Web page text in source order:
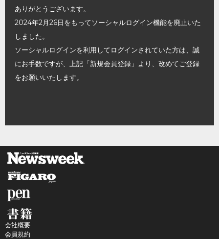
ありがとうございます。
2024年2月26日をもってソーシャルログイン機能を廃止いた
しました。
ソーシャルログインを利用してログインされていた方は、誠
にお手数ですが、上記「新規会員登録」より、改めてご登録
をお願いいたします。
会社概要
会員規約